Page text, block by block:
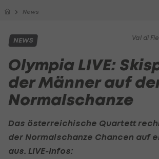
News
Val di
NEWS
Olympia LIVE:
der Männer auf
Normalschanze
Das österreichische Quartett
der Normalschanze Chancen auf
aus. LIVE-Infos: